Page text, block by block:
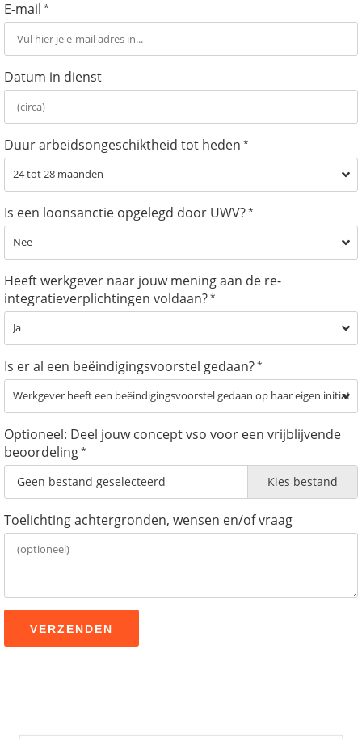
E-mail *
Datum in dienst
Duur arbeidsongeschiktheid tot heden *
Is een loonsanctie opgelegd door UWV?*
Heeft werkgever naar jouw mening aan de re-
integratieverplichtingen voldaan?*
Is er al een beëindigingsvoorstel gedaan?*
Optioneel: Deel jouw concept vso voor een vrijblijvende
beoordeling*
Geen bestand geselecteerd Kies bestand
Toelichting achtergronden, wensen en/of vraag
VERZENDEN